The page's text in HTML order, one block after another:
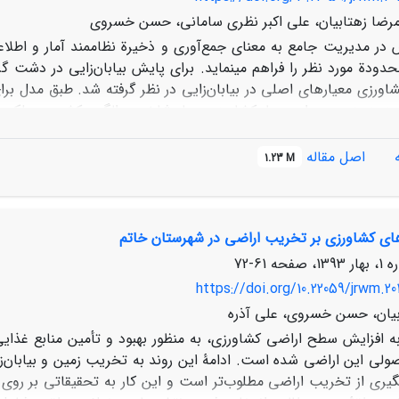
زهتابیان، علی اکبر نظری سامانی، حسن خسروی
در مدیریت جامع‌ به‌ معنای جمع‌آوری و ذخیرة نظام‏مند آمار و
معیارهای اصلی در بیابان‌زایی ‌در نظر گرفته شد. طبق‌
و برای معیار کشاورزی چهار شاخص‌ـ الگوی کشت،
و سموم شیمیایی‌ـ ‌در نظر گرفته شد. نتایج به‌دست‌آمده نشان داد معیار
2 معیار غالب بیابان‌زایی در منطقة مورد مطالعه است.
/ 2 تعیین
اصل مقاله 1.23 M
کشاورزی بر تخریب اراضی در شهرستان خاتم
61-72
https://doi.org/10.22059/
حسن خسروی، علی آذره
به افزایش سطح اراضی کشاورزی، به ‌منظور بهبود و تأمین منابع
این اراضی شده است. ادامۀ این روند به تخریب زمین و
از تخریب اراضی مطلوب‌تر است و این کار به تحقیقاتی بر